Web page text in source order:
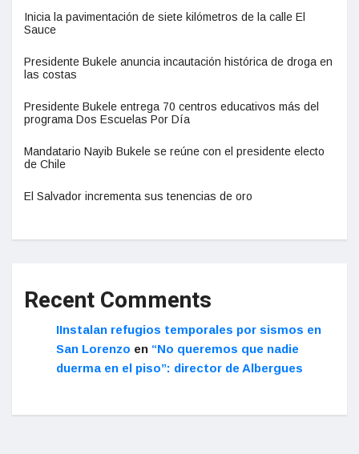
Inicia la pavimentación de siete kilómetros de la calle El
Sauce
Presidente Bukele anuncia incautación histórica de droga en
las costas
Presidente Bukele entrega 70 centros educativos más del
programa Dos Escuelas Por Día
Mandatario Nayib Bukele se reúne con el presidente electo
de Chile
El Salvador incrementa sus tenencias de oro
Recent Comments
IInstalan refugios temporales por sismos en
San Lorenzo en “No queremos que nadie
duerma en el piso”: director de Albergues